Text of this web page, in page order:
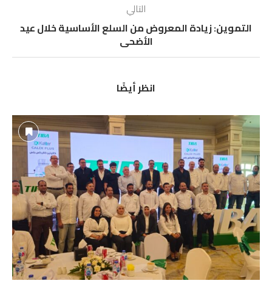
التالي
التموين: زيادة المعروض من السلع الأساسية خلال عيد
الأضحى
انظر أيضًا